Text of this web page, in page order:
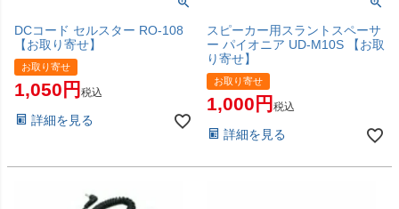
DCコード セルスター RO-108
【お取り寄せ】
お取り寄せ
1,050 税込
詳細を見る
スピーカー用スラントスペーサ
ー パイオニア UD-M10S 【お取
り寄せ】
お取り寄せ
1,000 税込
詳細を見る